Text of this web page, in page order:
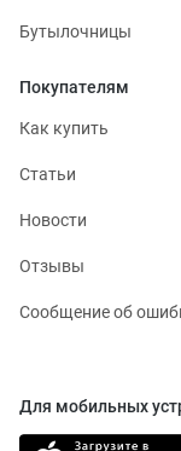
Бутылочницы
Покупателям
Как купить
Статьи
Новости
Отзывы
Сообщение об
Для мобильных